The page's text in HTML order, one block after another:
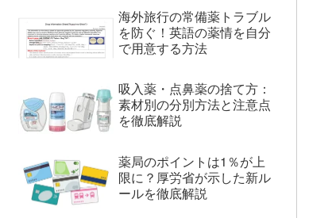
海外旅行の常備薬トラブル
を防ぐ！英語の薬情を自分
で用意する方法
吸入薬・点鼻薬の捨て方：
素材別の分別方法と注意点
を徹底解説
薬局のポイントは1％が上
限に？厚労省が示した新ル
ールを徹底解説